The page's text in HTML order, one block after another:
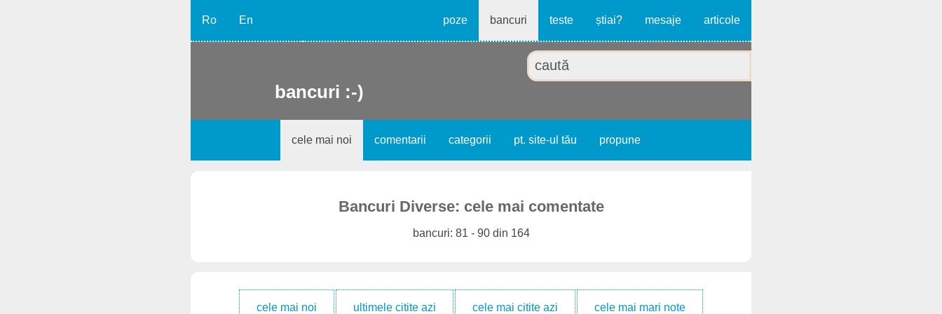
Ro En poze bancuri teste știai? mesaje articole
bancuri :-)
cele mai noi comentarii categorii pt. site-ul tău propune
Bancuri Diverse: cele mai comentate
bancuri: 81 - 90 din 164
cele mai noi ultimele citite azi cele mai citite azi cele mai mari note